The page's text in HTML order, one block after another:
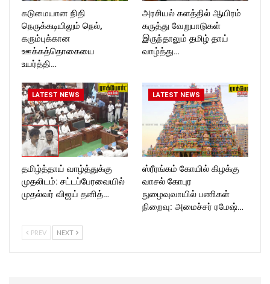
கடுமையான நிதி
நெருக்கடியிலும் நெல்,
கரும்புக்கான
ஊக்கத்தொகையை
உயர்த்தி…
அரசியல் களத்தில் ஆயிரம்
கருத்து வேறுபாடுகள்
இருந்தாலும் தமிழ் தாய்
வாழ்த்து…
LATEST NEWS
தமிழ்த்தாய் வாழ்த்துக்கு
முதலிடம்: சட்டப்பேரவையில்
முதல்வர் விஜய் தனித்…
LATEST NEWS
ஸ்ரீரங்கம் கோயில் கிழக்கு
வாசல் கோபுர
நுழைவுவாயில் பணிகள்
நிறைவு: அமைச்சர் ரமேஷ்…
PREV NEXT